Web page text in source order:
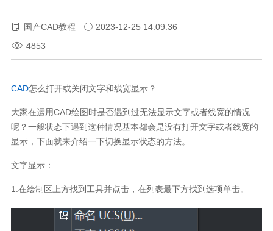
国产CAD教程
2023-12-25 14:09:36
4853
CAD怎么打开或关闭文字和线宽显示？
大家在运用CAD绘图时是否遇到过无法显示文字或者线宽的情况
呢？一般状态下遇到这种情况基本都会是没有打开文字或者线宽的
显示，下面就来介绍一下切换显示状态的方法。
文字显示：
1.在绘制区上方找到工具并点击，在列表最下方找到选项单击。